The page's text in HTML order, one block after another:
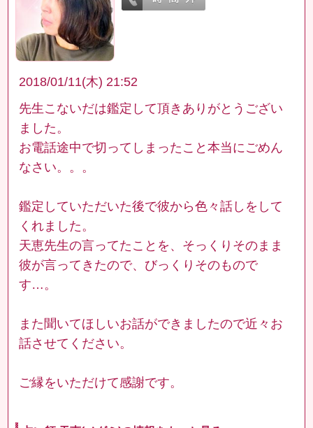
2018/01/11(木) 21:52
先生こないだは鑑定して頂きありがとうござい
ました。
お電話途中で切ってしまったこと本当にごめん
なさい。。。
鑑定していただいた後で彼から色々話しをして
くれました。
天恵先生の言ってたことを、そっくりそのまま
彼が言ってきたので、びっくりそのもので
す…。
また聞いてほしいお話ができましたので近々お
話させてください。
ご縁をいただけて感謝です。